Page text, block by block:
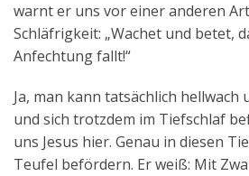
warnt er uns vor einer anderen
Schläfrigkeit: „Wachet und betet,
Anfechtung fallt!“
Ja, man kann tatsächlich hellwach
und sich trotzdem im Tiefschlaf
uns Jesus hier. Genau in diesen
Teufel befördern. Er weiß: Mit